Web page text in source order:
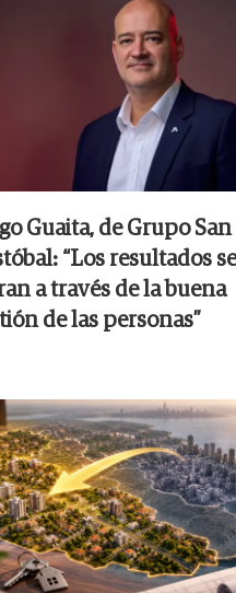
Guaita, de Grupo San
“Los resultados se
a través de la buena
de las personas”